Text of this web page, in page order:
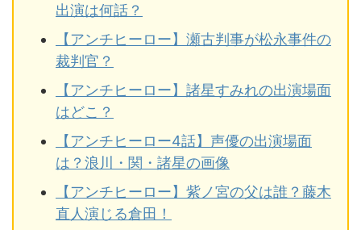
出演は何話？
【アンチヒーロー】瀬古判事が松永事件の
裁判官？
【アンチヒーロー】諸星すみれの出演場面
はどこ？
【アンチヒーロー4話】声優の出演場面
は？浪川・関・諸星の画像
【アンチヒーロー】紫ノ宮の父は誰？藤木
直人演じる倉田！